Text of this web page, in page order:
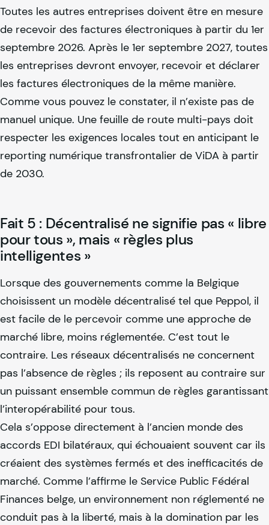
Toutes les autres entreprises doivent être en mesure
de recevoir des factures électroniques à partir du 1er
septembre 2026. Après le 1er septembre 2027, toutes
les entreprises devront envoyer, recevoir et déclarer
les factures électroniques de la même manière.
Comme vous pouvez le constater, il n’existe pas de
manuel unique. Une feuille de route multi-pays doit
respecter les exigences locales tout en anticipant le
reporting numérique transfrontalier de ViDA à partir
de 2030.
Fait 5 : Décentralisé ne signifie pas « libre
pour tous », mais « règles plus
intelligentes »
Lorsque des gouvernements comme la Belgique
choisissent un modèle décentralisé tel que Peppol, il
est facile de le percevoir comme une approche de
marché libre, moins réglementée. C’est tout le
contraire. Les réseaux décentralisés ne concernent
pas l’absence de règles ; ils reposent au contraire sur
un puissant ensemble commun de règles garantissant
l’interopérabilité pour tous.
Cela s’oppose directement à l’ancien monde des
accords EDI bilatéraux, qui échouaient souvent car ils
créaient des systèmes fermés et des inefficacités de
marché. Comme l’affirme le Service Public Fédéral
Finances belge, un environnement non réglementé ne
conduit pas à la liberté, mais à la domination par les